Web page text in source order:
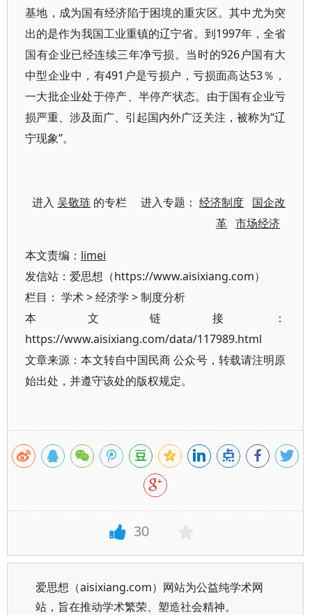
基地，成为国有经济陷于困境的重灾区。其中尤为突
出的是作为我国工业重镇的辽宁省。到1997年，全省
国有企业已经连续三年净亏损。当时的926户国有大
中型企业中，有491户是亏损户，亏损面高达53％，
一大批企业处于停产、半停产状态。由于国有企业亏
损严重、涉及面广、引起国内外广泛关注，被称为“辽
宁现象”。
进入吴敬琏 的专栏 进入专题：经济制度 国企改
革 市场经济
本文责编： limei
发信站：爱思想（https://www.aisixiang.com）
栏目： 学术>经济学 >制度分析
本文链接：
https://www.aisixiang.com/data/117989.html
文章来源：本文转自中国民商 公众号，转载请注明原
始出处，并遵守该处的版权规定。
30
爱思想（aisixiang.com）网站为公益纯学术网
站，旨在推动学术繁荣、塑造社会精神。